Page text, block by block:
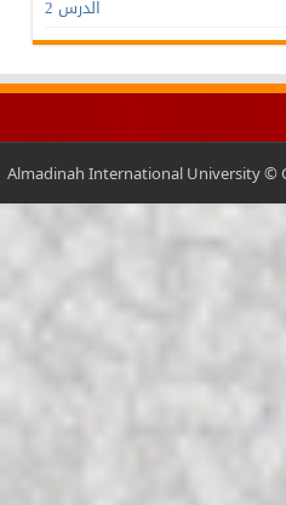
الدرس 2
Almadinah International University ©